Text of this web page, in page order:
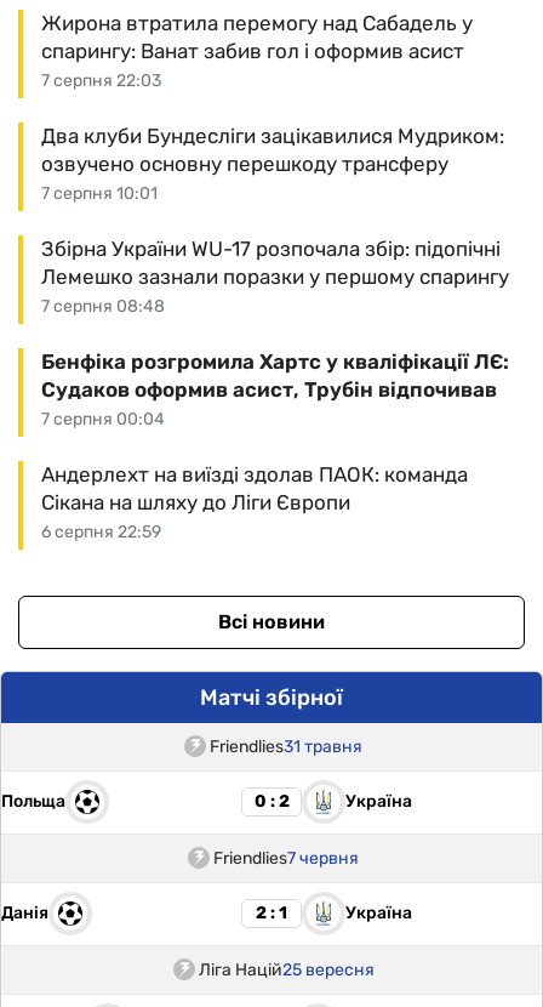
7 серпня 22:03
Жирона втратила перемогу над Сабадель у
спарингу: Ванат забив гол і оформив асист
7 серпня 10:01
Два клуби Бундесліги зацікавилися Мудриком:
озвучено основну перешкоду трансферу
7 серпня 08:48
Збірна України WU-17 розпочала збір: підопічні
Лемешко зазнали поразки у першому спарингу
7 серпня 00:04
Бенфіка розгромила Хартс у кваліфікації ЛЄ:
Судаков оформив асист, Трубін відпочивав
6 серпня 22:59
Андерлехт на виїзді здолав ПАОК: команда
Сікана на шляху до Ліги Європи
Всі новини
Матчі збірної
Friendlies31 травня
Польща 0 : 2 Україна
Friendlies7 червня
Данія 2 : 1 Україна
Ліга Націй25 вересня